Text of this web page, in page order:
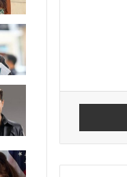
مشاركة بالبريد